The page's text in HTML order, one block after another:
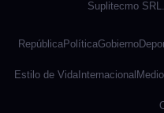
RepúblicaPolíticaGobierno
Estilo de VidaInternacional